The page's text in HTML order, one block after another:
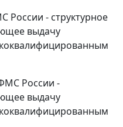
России - структурное
выдачу
России -
выдачу